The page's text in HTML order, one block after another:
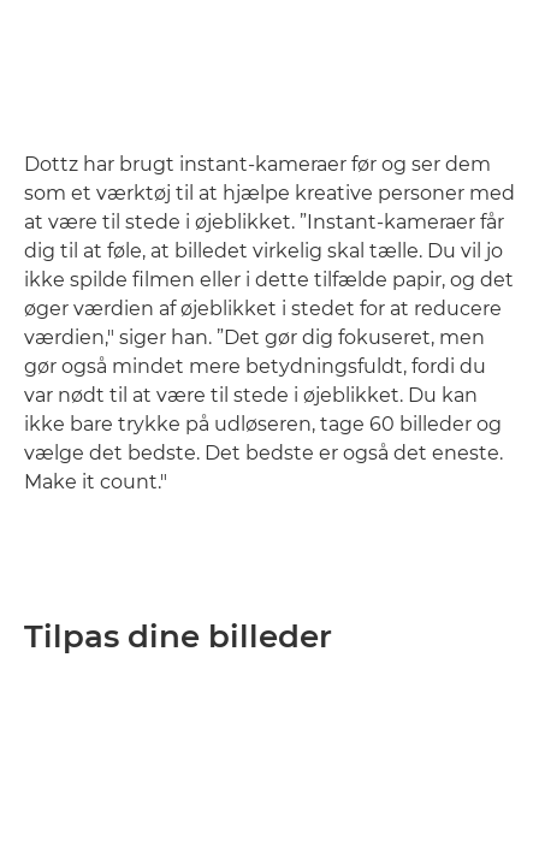
Dottz har brugt instant-kameraer før og ser dem
som et værktøj til at hjælpe kreative personer med
at være til stede i øjeblikket. ”Instant-kameraer får
dig til at føle, at billedet virkelig skal tælle. Du vil jo
ikke spilde filmen eller i dette tilfælde papir, og det
øger værdien af øjeblikket i stedet for at reducere
værdien," siger han. ”Det gør dig fokuseret, men
gør også mindet mere betydningsfuldt, fordi du
var nødt til at være til stede i øjeblikket. Du kan
ikke bare trykke på udløseren, tage 60 billeder og
vælge det bedste. Det bedste er også det eneste.
Make it count."
Tilpas dine billeder